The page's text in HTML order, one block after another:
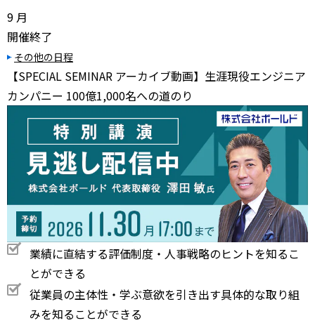
9 月
開催終了
その他の日程
【SPECIAL SEMINAR アーカイブ動画】生涯現役エンジニア
カンパニー 100億1,000名への道のり
業績に直結する評価制度・人事戦略のヒントを知るこ
とができる
従業員の主体性・学ぶ意欲を引き出す具体的な取り組
みを知ることができる